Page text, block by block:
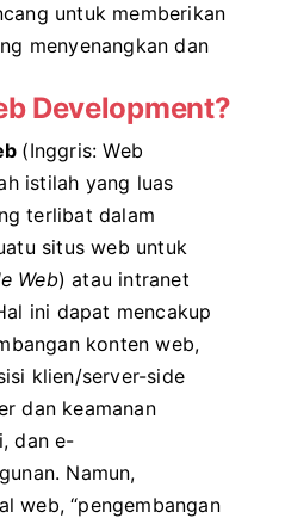
untuk memberikan
menyenangkan dan
Development?
(Inggris: Web
istilah yang luas
terlibat dalam
situs web untuk
Web) atau intranet
ini dapat mencakup
konten web,
klien/server-side
dan keamanan
dan e-
Namun,
web, “pengembangan